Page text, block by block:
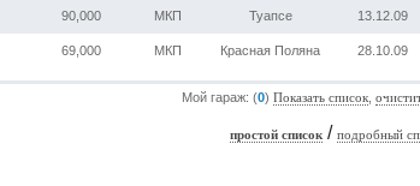
90,000 МКП Туапсе 13.12.09
69,000 МКП Красная Поляна 28.10.09
Мой гараж: (0)Показать список ,
простой список /подробный